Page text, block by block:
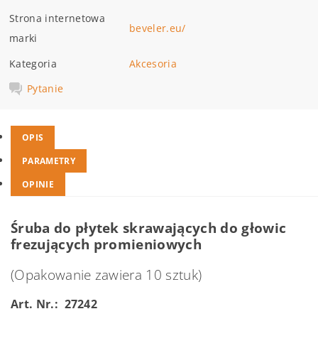
Strona internetowa
marki
beveler.eu/
Kategoria
Akcesoria
Pytanie
OPIS
PARAMETRY
OPINIE
Śruba do płytek skrawających do głowic
frezujących promieniowych
(Opakowanie zawiera 10 sztuk)
Art. Nr.: 27242